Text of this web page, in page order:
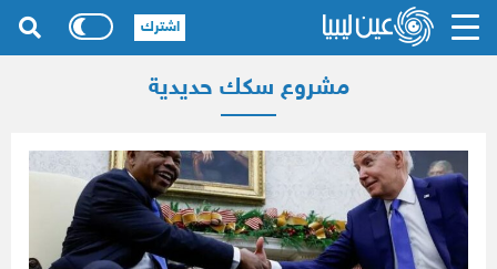
مشروع سكك ​​حديدية
اشترك